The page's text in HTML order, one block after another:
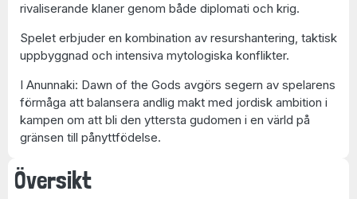
Översikt
rivaliserande klaner genom både diplomati och krig.
Spelet erbjuder en kombination av resurshantering, taktisk
uppbyggnad och intensiva mytologiska konflikter.
I Anunnaki: Dawn of the Gods avgörs segern av spelarens
förmåga att balansera andlig makt med jordisk ambition i
kampen om att bli den yttersta gudomen i en värld på
gränsen till pånyttfödelse.